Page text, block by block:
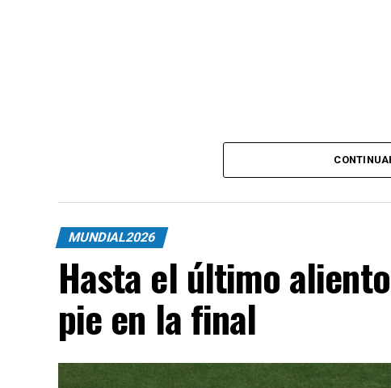
MUNDIAL2026
Hasta el último
pie en la final